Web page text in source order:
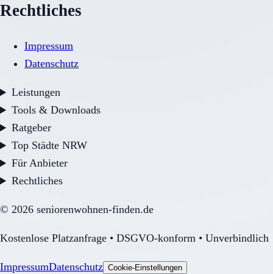
Rechtliches
Impressum
Datenschutz
Leistungen
Tools & Downloads
Ratgeber
Top Städte NRW
Für Anbieter
Rechtliches
© 2026 seniorenwohnen-finden.de
Kostenlose Platzanfrage • DSGVO-konform • Unverbindlich
ImpressumDatenschutz Cookie-Einstellungen